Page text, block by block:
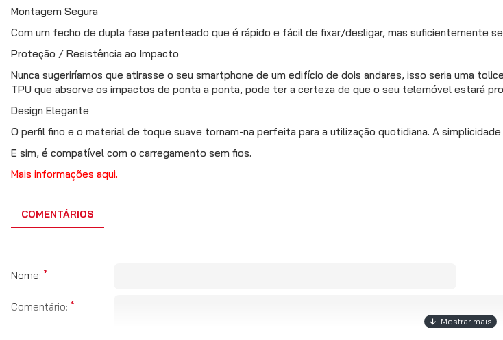
Montagem Segura
Com um fecho de dupla fase patenteado que é rápido e fácil de fixar/desligar, mas suficientemente
Proteção / Resistência ao Impacto
Nunca sugeriríamos que atirasse o seu smartphone de um edifício de dois andares, isso seria uma
TPU que absorve os impactos de ponta a ponta, pode ter a certeza de que o seu telemóvel estará
Design Elegante
O perfil fino e o material de toque suave tornam-na perfeita para a utilização quotidiana. A
E sim, é compatível com o carregamento sem fios.
Mais informações aqui.
COMENTÁRIOS
Nome:
Comentário: